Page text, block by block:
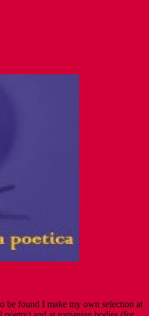
be found I make my own selection at